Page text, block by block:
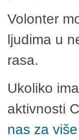
Volonter
ljudima u
rasa.
Ukoliko
aktivnosti
nas za